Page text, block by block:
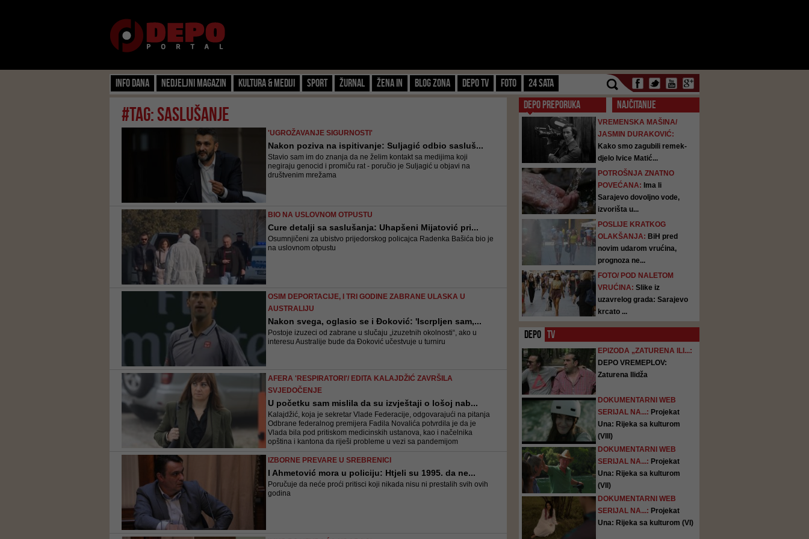
Info dana Nedjeljni magazin Kultura & Mediji Sport Žurnal Žena IN Blog zona Depo TV FOTO 24 SATA
#tag: saslušanje
'UGROŽAVANJE SIGURNOSTI'
Nakon poziva na ispitivanje: Suljagić odbio sasluš...
Stavio sam im do znanja da ne želim kontakt sa medijima koji
negiraju genocid i promiču rat - poručio je Suljagić u objavi na
društvenim mrežama
BIO NA USLOVNOM OTPUSTU
Cure detalji sa saslušanja: Uhapšeni Mijatović pri...
Osumnjičeni za ubistvo prijedorskog policajca Radenka Bašića bio je
na uslovnom otpustu
OSIM DEPORTACIJE, I TRI GODINE ZABRANE ULASKA U
AUSTRALIJU
Nakon svega, oglasio se i Đoković: 'Iscrpljen sam,...
Postoje izuzeci od zabrane u slučaju „izuzetnih okolnosti“, ako u
interesu Australije bude da Đoković učestvuje u turniru
AFERA 'RESPIRATORI'/ EDITA KALAJDŽIĆ ZAVRŠILA
SVJEDOČENJE
U početku sam mislila da su izvještaji o lošoj nab...
Kalajdžić, koja je sekretar Vlade Federacije, odgovarajući na pitanja
Odbrane federalnog premijera Fadila Novalića potvrdila je da je
Vlada bila pod pritiskom medicinskih ustanova, kao i načelnika
opština i kantona da riješi probleme u vezi sa pandemijom
IZBORNE PREVARE U SREBRENICI
I Ahmetović mora u policiju: Htjeli su 1995. da ne...
Poručuje da neće proći pritisci koji nikada nisu ni prestalih svih ovih
godina
DEPO PREPORUKA NAJČITANIJE
VREMENSKA MAŠINA/
JASMIN DURAKOVIĆ:
Kako smo zagubili remek-
djelo Ivice Matić...
POTROŠNJA ZNATNO
POVEĆANA: Ima li
Sarajevo dovoljno vode,
izvorišta u...
POSLIJE KRATKOG
OLAKŠANJA: BiH pred
novim udarom vrućina,
prognoza ne...
FOTO/ POD NALETOM
VRUĆINA: Slike iz
uzavrelog grada: Sarajevo
krcato ...
DEPO TV
EPIZODA „ZATURENA ILI...:
DEPO VREMEPLOV:
Zaturena Ilidža
DOKUMENTARNI WEB
SERIJAL NA...: Projekat
Una: Rijeka sa kulturom
(VIII)
DOKUMENTARNI WEB
SERIJAL NA...: Projekat
Una: Rijeka sa kulturom
(VII)
DOKUMENTARNI WEB
SERIJAL NA...: Projekat
Una: Rijeka sa kulturom (VI)